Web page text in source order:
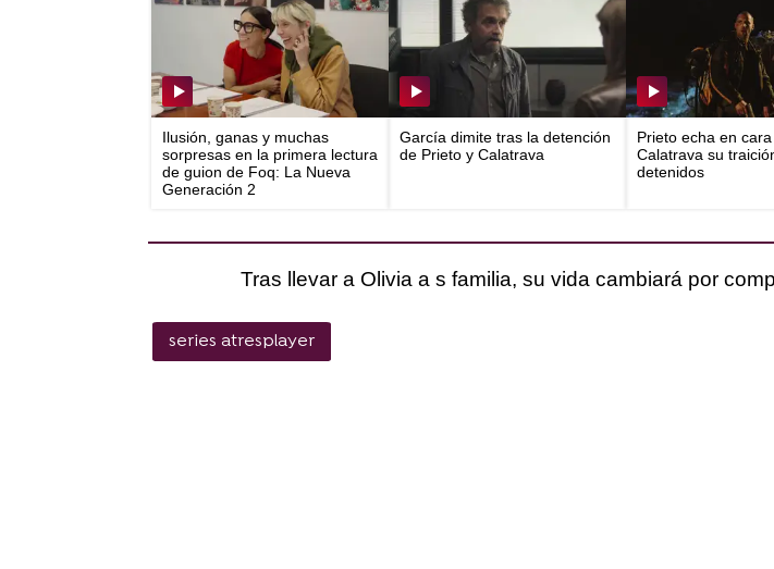
Ilusión, ganas y muchas
sorpresas en la primera lectura
de guion de Foq: La Nueva
Generación 2
García dimite tras la detención
de Prieto y Calatrava
Prieto echa en cara
Calatrava su
detenidos
Tras llevar a Olivia a s familia, su vida cambiará por
series atresplayer